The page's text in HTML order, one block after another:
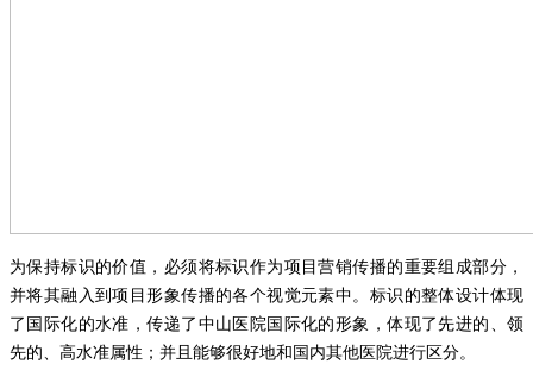
为保持标识的价值，必须将标识作为项目营销传播的重要组成部分，
并将其融入到项目形象传播的各个视觉元素中。标识的整体设计体现
了国际化的水准，传递了中山医院国际化的形象，体现了先进的、领
先的、高水准属性；并且能够很好地和国内其他医院进行区分。